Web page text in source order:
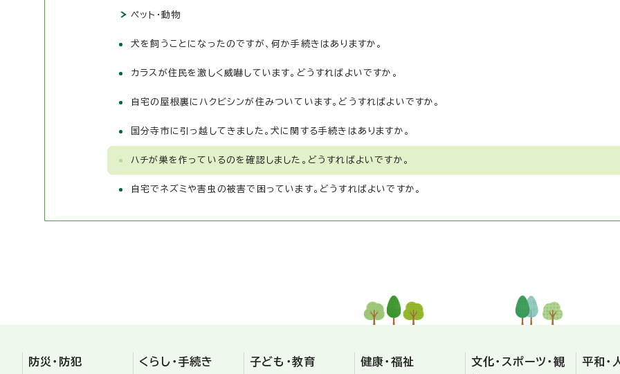
ペット・動物
犬を飼うことになったのですが、何か手続きはありますか。
カラスが住民を激しく威嚇しています。どうすればよいですか。
自宅の屋根裏にハクビシンが住みついています。どうすればよいですか。
国分寺市に引っ越してきました。犬に関する手続きはありますか。
ハチが巣を作っているのを確認しました。どうすればよいですか。
自宅でネズミや害虫の被害で困っています。どうすればよいですか。
防災・防犯 くらし・手続き 子ども・教育 健康・福祉
文化・スポーツ・観
平和・